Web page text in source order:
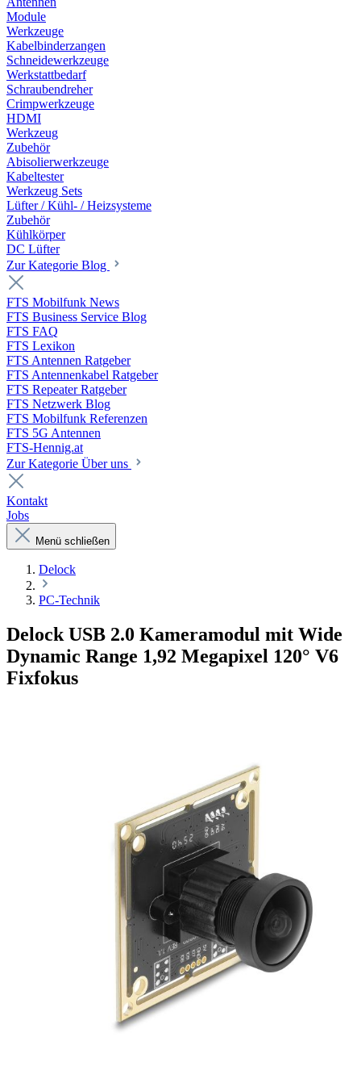
Module
Werkzeuge
Kabelbinderzangen
Schneidewerkzeuge
Werkstattbedarf
Schraubendreher
Crimpwerkzeuge
HDMI
Werkzeug
Zubehör
Abisolierwerkzeuge
Kabeltester
Werkzeug Sets
Lüfter / Kühl- / Heizsysteme
Zubehör
Kühlkörper
DC Lüfter
Zur Kategorie Blog
FTS Mobilfunk News
FTS Business Service Blog
FTS FAQ
FTS Lexikon
FTS Antennen Ratgeber
FTS Antennenkabel Ratgeber
FTS Repeater Ratgeber
FTS Netzwerk Blog
FTS Mobilfunk Referenzen
FTS 5G Antennen
FTS-Hennig.at
Zur Kategorie Über uns
Kontakt
Jobs
Menü schließen
Delock
PC-Technik
Delock USB 2.0 Kameramodul mit Wide
Dynamic Range 1,92 Megapixel 120° V6
Fixfokus